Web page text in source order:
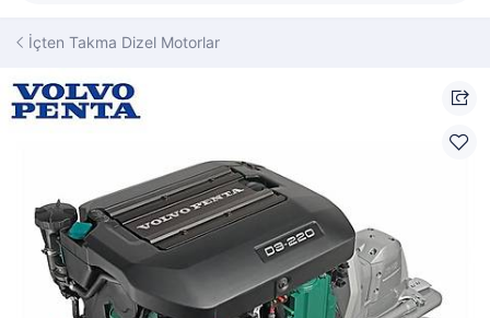
İçten Takma Dizel Motorlar